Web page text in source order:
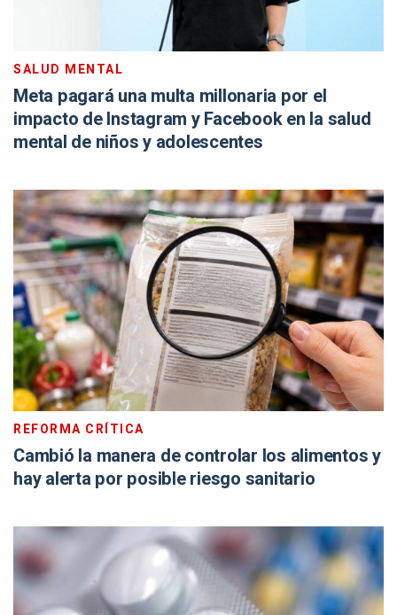
SALUD MENTAL
Meta pagará una multa millonaria por el
impacto de Instagram y Facebook en la salud
mental de niños y adolescentes
REFORMA CRÍTICA
Cambió la manera de controlar los alimentos y
hay alerta por posible riesgo sanitario